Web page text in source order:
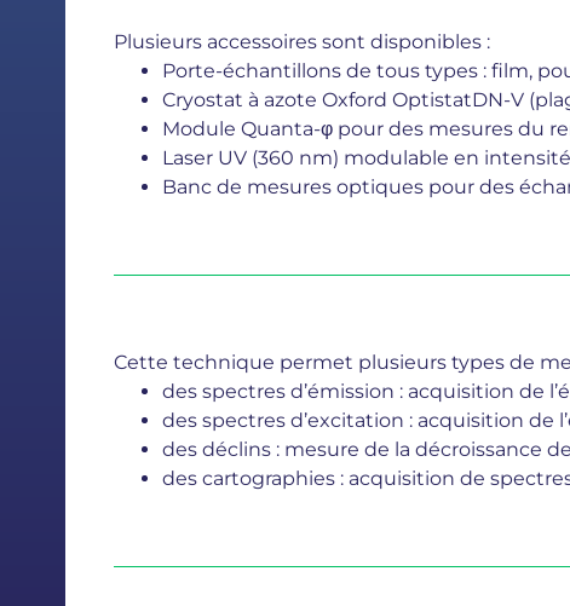
Plusieurs accessoires sont disponibles :
Porte-échantillons de tous types : film,
Cryostat à azote Oxford OptistatDN-V
Module Quanta-φ pour des mesures du
Laser UV (360 nm) modulable en
Banc de mesures optiques pour des
Cette technique permet plusieurs types de
des spectres d’émission : acquisition de
des spectres d’excitation : acquisition de
des déclins : mesure de la décroissance
des cartographies : acquisition de